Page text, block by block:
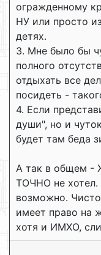
огражденному
НУ или просто
детях.
3. Мне было бы
полного
отдыхать все
посидеть -
4. Если
души", но и
будет там беда
А так в общем -
ТОЧНО не хотел.
возможно.
имеет право на
хотя и ИМХО,